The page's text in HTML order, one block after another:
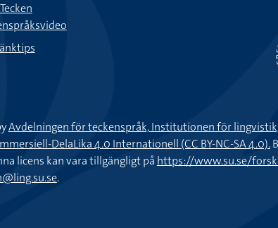
Avdelningen för teckenspråk, Institutionen för
DelaLika 4.0 Internationell (CC BY-NC-SA 4.0).
licens kan vara tillgängligt på https://www.su.se/
.